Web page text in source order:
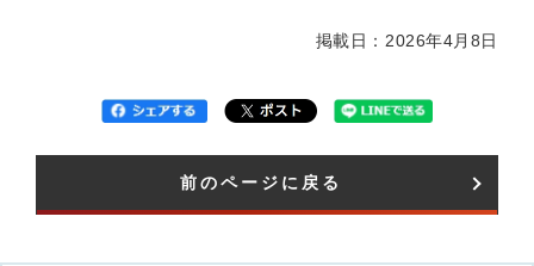
掲載日：2026年4月8日
前のページに戻る